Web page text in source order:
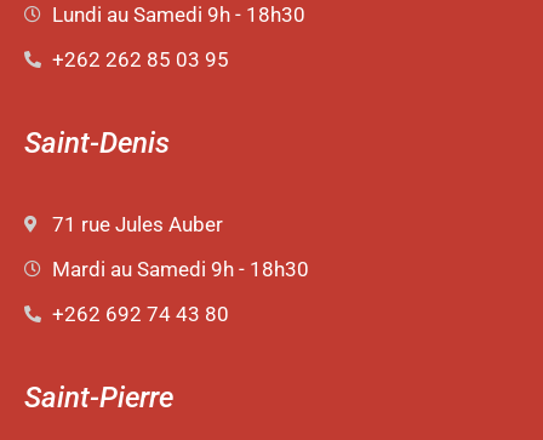
Lundi au Samedi 9h - 18h30
+262 262 85 03 95
Saint-Denis
71 rue Jules Auber
Mardi au Samedi 9h - 18h30
+262 692 74 43 80
Saint-Pierre